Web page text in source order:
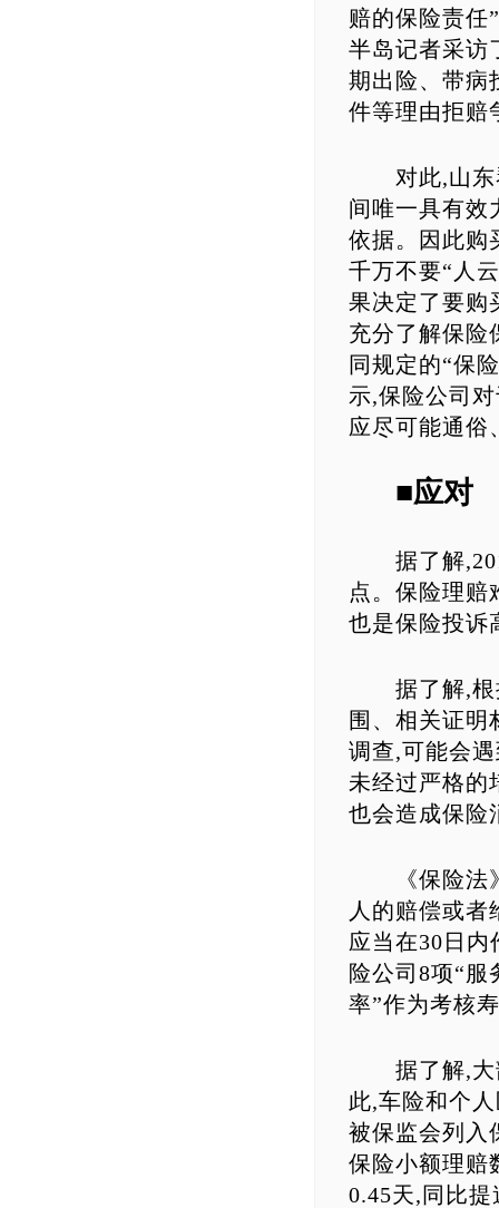
赔的保险责任
半岛记者采访
期出险、带病
件等理由拒赔
对此,山东琴
间唯一具有效
依据。因此购
千万不要“人
果决定了要购
充分了解保险
同规定的“保
示,保险公司
应尽可能通俗
■应对
据了解
点。保险理赔
也是保险投诉
据了解,根据
围、相关证明
调查,可能会
未经过严格的
也会造成保险
《保险法》
人的赔偿或
应当在30日
险公司8项“服
率”作为考核
据了解,大部
此,车险和个
被保监会列入
保险小额理赔
0.45天,同比